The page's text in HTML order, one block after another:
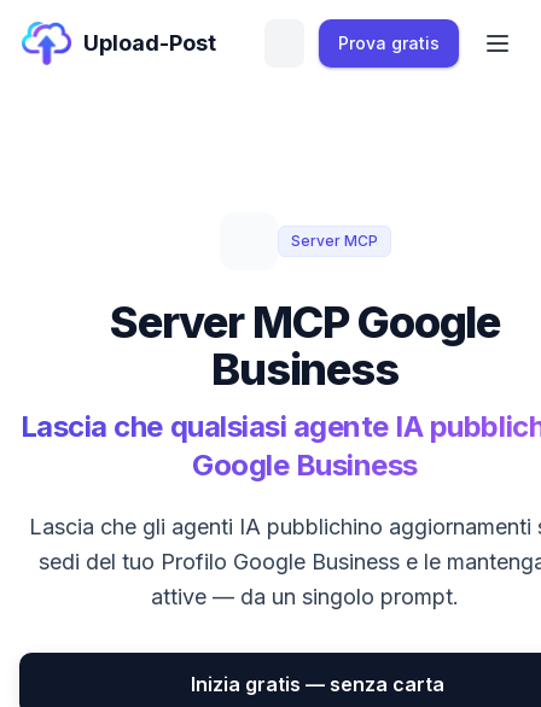
Upload-Post Prova gratis
Server MCP
Server MCP Google
Business
Lascia che qualsiasi agente IA
Google Business
Lascia che gli agenti IA pubblichino aggiornamenti
sedi del tuo Profilo Google Business e le
attive — da un singolo prompt.
Inizia gratis — senza carta